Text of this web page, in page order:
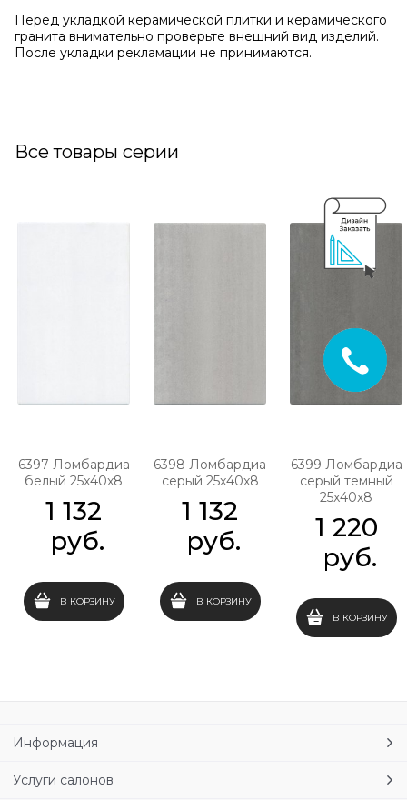
Перед укладкой керамической плитки и керамического
гранита внимательно проверьте внешний вид изделий.
После укладки рекламации не принимаются.
Все товары серии
6397 Ломбардиа
белый 25x40x8
1 132
руб.
В КОРЗИНУ
6398 Ломбардиа
серый 25x40x8
1 132
руб.
В КОРЗИНУ
6399 Ломбардиа
серый темный
25x40x8
1 220
руб.
В КОРЗИНУ
Информация
Услуги салонов